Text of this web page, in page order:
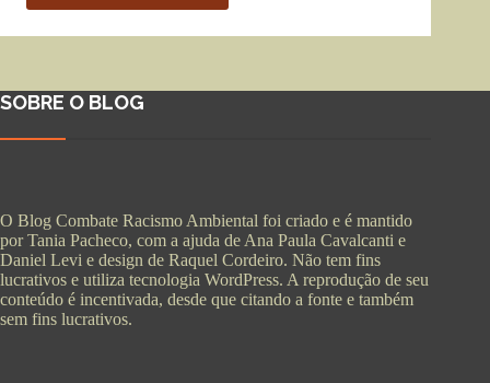
SOBRE O BLOG
O Blog Combate Racismo Ambiental foi criado e é mantido
por Tania Pacheco, com a ajuda de Ana Paula Cavalcanti e
Daniel Levi e design de Raquel Cordeiro. Não tem fins
lucrativos e utiliza tecnologia WordPress. A reprodução de seu
conteúdo é incentivada, desde que citando a fonte e também
sem fins lucrativos.